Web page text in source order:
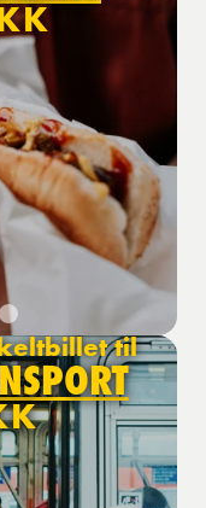
til